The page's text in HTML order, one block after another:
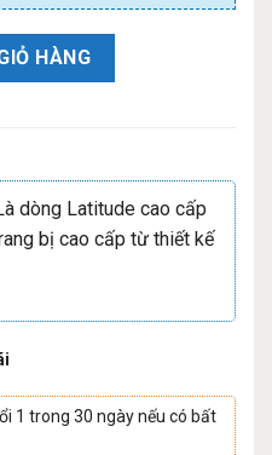
HÀNG
dòng Latitude cao cấp
bị cao cấp từ thiết kế
1 trong 30 ngày nếu có bất